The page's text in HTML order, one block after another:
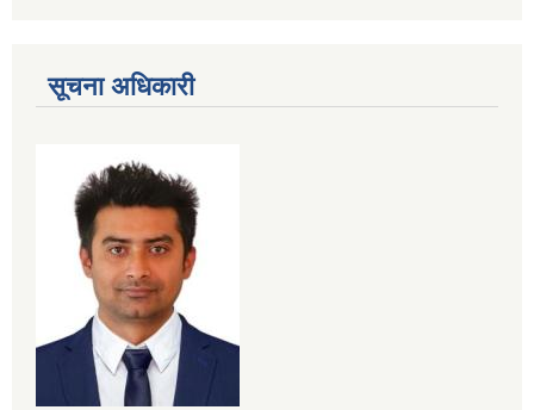
सूचना अधिकारी